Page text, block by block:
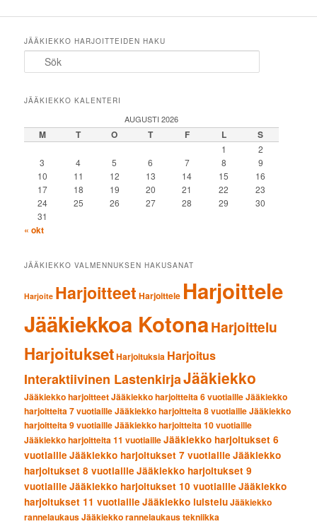
JÄÄKIEKKO HARJOITTEIDEN HAKU
JÄÄKIEKKO KALENTERI
AUGUSTI 2026
M T O T F L S
1
2
3
4 5 6 7 8
9
10
11 12 13 14 15
16
17
18 19 20 21 22
23
24
25 26 27 28 29
30
31
« okt
JÄÄKIEKKO VALMENNUKSEN HAKUSANAT
Harjoite Harjoitteet Harjoittele Harjoittele
Jääkiekkoa KotonaHarjoittelu
HarjoituksetHarjoituksia Harjoitus
Interaktiivinen LastenkirjaJääkiekko
Jääkiekko harjoitteetJääkiekko harjoitteita 6 vuotiailleJääkiekko
harjoitteita 7 vuotiailleJääkiekko harjoitteita 8 vuotiailleJääkiekko
harjoitteita 9 vuotiailleJääkiekko harjoitteita 10 vuotiaille
Jääkiekko harjoitteita 11 vuotiailleJääkiekko harjoitukset 6
vuotiaille Jääkiekko harjoitukset 7 vuotiaille Jääkiekko
harjoitukset 8 vuotiaille Jääkiekko harjoitukset 9
vuotiaille Jääkiekko harjoitukset 10 vuotiaille Jääkiekko
harjoitukset 11 vuotiaille Jääkiekko luisteluJääkiekko
rannelaukausJääkiekko rannelaukaus tekniikka